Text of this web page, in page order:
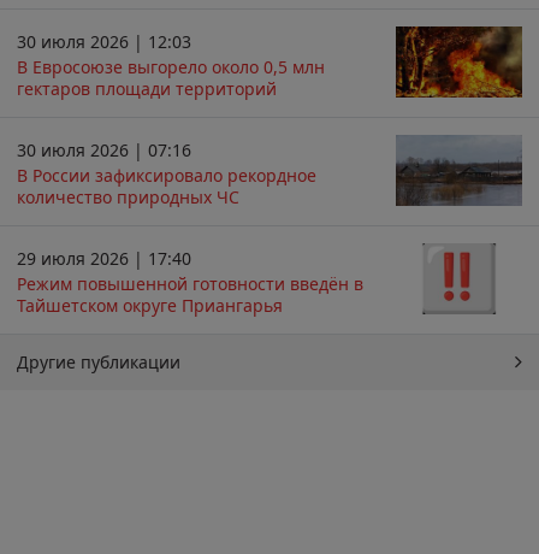
30 июля 2026 | 12:03
В Евросоюзе выгорело около 0,5 млн
гектаров площади территорий
30 июля 2026 | 07:16
В России зафиксировало рекордное
количество природных ЧС
29 июля 2026 | 17:40
Режим повышенной готовности введён в
Тайшетском округе Приангарья
Другие публикации